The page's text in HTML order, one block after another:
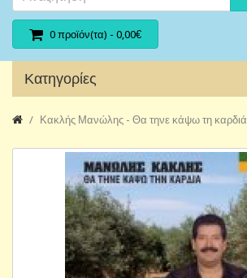
0 προϊόν(τα) - 0,00€
Κατηγορίες
Κακλής Μανώλης - Θα τηνε κάψω τη καρδιά